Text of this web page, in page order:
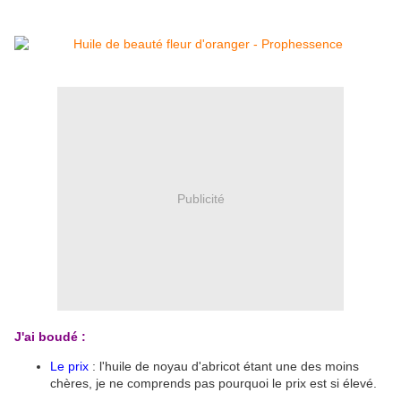
Publicité
J'ai boudé :
Le prix : l'huile de noyau d'abricot étant une des moins
chères, je ne comprends pas pourquoi le prix est si élevé.